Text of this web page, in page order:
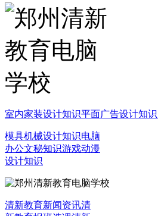
室内家装设计知识平面广告设计知识
模具机械设计知识电脑
办公文秘知识游戏动漫
设计知识
清新教育新闻资讯清